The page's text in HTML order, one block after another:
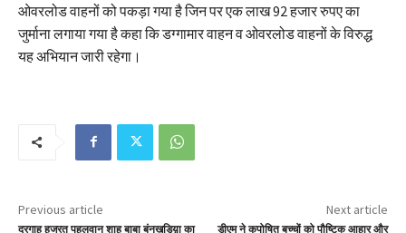
ओवरलोड वाहनों को पकड़ा गया है जिन पर एक लाख 92 हजार रुपए का
जुर्माना लगाया गया है कहा कि डग्गामार वाहन व ओवरलोड वाहनों के विरुद्ध
यह अभियान जारी रहेगा।
Previous article
दरगाह हजरत पहलवान शाह बाबा बंनखडिय़ा का
Next article
डीएम ने कुपोषित बच्चों को पौष्टिक आहार और